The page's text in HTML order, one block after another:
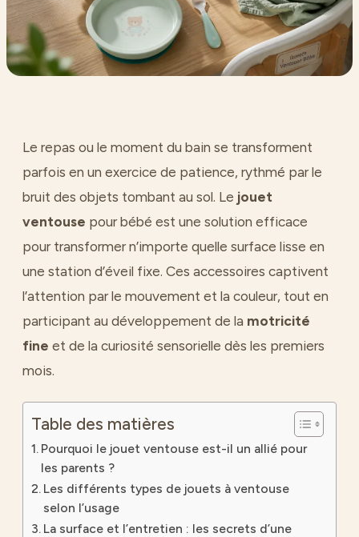
Le repas ou le moment du bain se transforment
parfois en un exercice de patience, rythmé par le
bruit des objets tombant au sol. Le jouet
ventouse pour bébé est une solution efficace
pour transformer n’importe quelle surface lisse en
une station d’éveil fixe. Ces accessoires captivent
l’attention par le mouvement et la couleur, tout en
participant au développement de la motricité
fine et de la curiosité sensorielle dès les premiers
mois.
Table des matières
Pourquoi le jouet ventouse est-il un allié pour
les parents ?
Les différents types de jouets à ventouse
selon l’usage
La surface et l’entretien : les secrets d’une